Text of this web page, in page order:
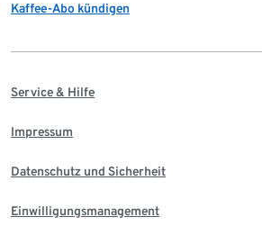
Kaffee-Abo kündigen
Service & Hilfe
Impressum
Datenschutz und Sicherheit
Einwilligungsmanagement